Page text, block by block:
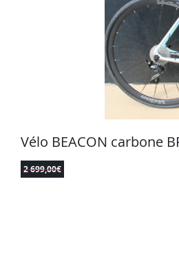
Vélo BEACON carbone
2 699,00€